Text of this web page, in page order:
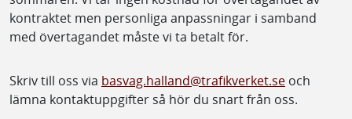
kontraktet men personliga anpassningar i samband
med övertagandet måste vi ta betalt för.
Skriv till oss via basvag.halland@trafikverket.se och
lämna kontaktuppgifter så hör du snart från oss.